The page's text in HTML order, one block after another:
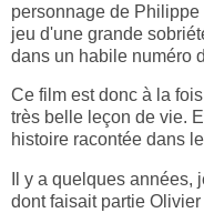
personnage de
jeu d'une grande
dans un habile numéro
Ce film est donc à la
très belle leçon de vie.
histoire racontée dans
Il y a quelques années,
dont faisait partie